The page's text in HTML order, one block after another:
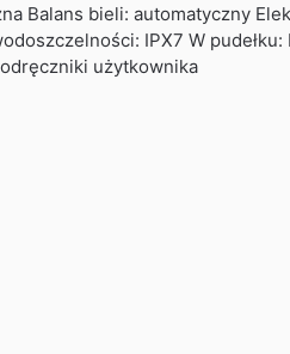
Balans bieli: automatyczny
IPX7 W
użytkownika